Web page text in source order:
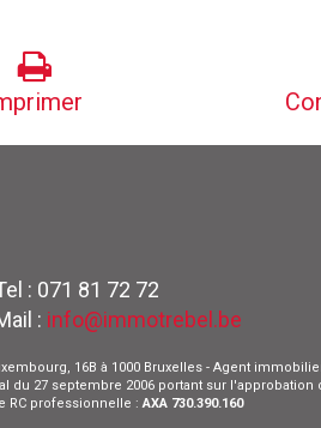
: 071 81 72 72
: info@immotrebel.be
16B à 1000 Bruxelles - Agent
du 27 septembre 2006 portant sur l'approbation
RC professionnelle :AXA 730.390.160